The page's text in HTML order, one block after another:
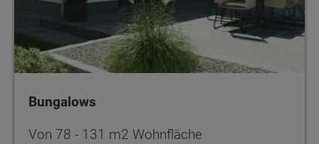
Bungalows
Von 78 - 131 m2 Wohnfläche